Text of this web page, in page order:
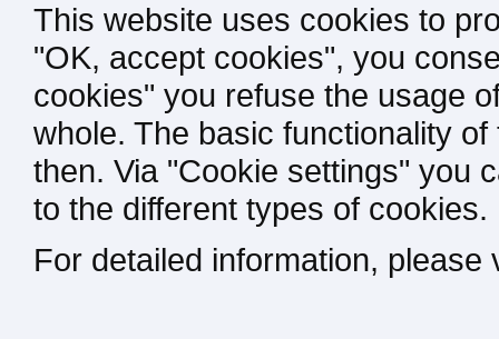
This website uses cookies to
"OK, accept cookies", you
cookies" you refuse the usage
whole. The basic functionality
then. Via "Cookie settings" you
to the different types of cookies.
For detailed information,